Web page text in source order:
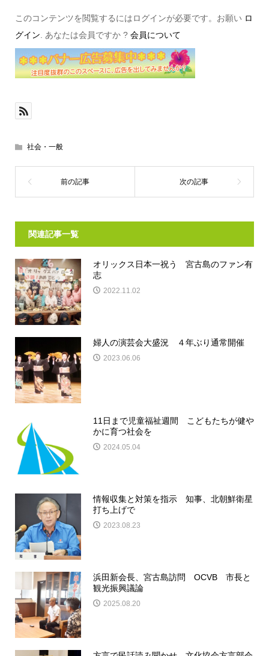
このコンテンツを閲覧するにはログインが必要です。お願い ロ
グイン . あなたは会員ですか ? 会員について
社会・一般
関連記事一覧
オリックス日本一祝う 宮古島のファン有
志
2022.11.02
婦人の演芸会大盛況 ４年ぶり通常開催
2023.06.06
11日まで児童福祉週間 こどもたちが健や
かに育つ社会を
2024.05.04
情報収集と対策を指示 知事、北朝鮮衛星
打ち上げで
2023.08.23
浜田新会長、宮古島訪問 OCVB 市長と
観光振興議論
2025.08.20